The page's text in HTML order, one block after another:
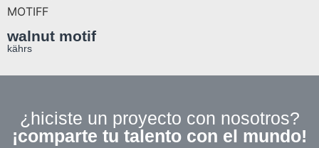
walnut motif
kährs
¿hiciste un proyecto con nosotros?
¡comparte tu talento con el mundo!